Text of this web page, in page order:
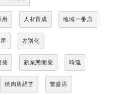
用 人材育成 地域一番店
差別化
発 新業態開発 時流
焼肉店経営 繁盛店